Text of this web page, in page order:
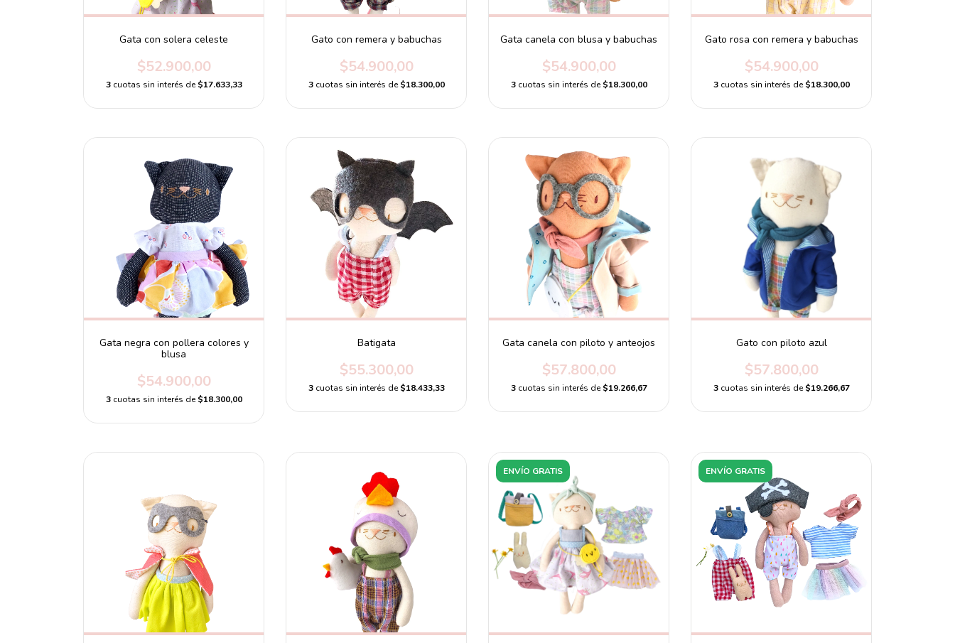
Gata con solera celeste
$52.900,00
3 cuotas sin interés de$17.633,33
Gato con remera y babuchas
$54.900,00
3 cuotas sin interés de$18.300,00
Gata canela con blusa y babuchas
$54.900,00
3 cuotas sin interés de$18.300,00
Gato rosa con remera y babuchas
$54.900,00
3 cuotas sin interés de$18.300,00
Gata negra con pollera colores y
blusa
$54.900,00
3 cuotas sin interés de$18.300,00
Batigata
$55.300,00
3 cuotas sin interés de$18.433,33
Gata canela con piloto y anteojos
$57.800,00
3 cuotas sin interés de$19.266,67
Gato con piloto azul
$57.800,00
3 cuotas sin interés de$19.266,67
ENVÍO GRATIS ENVÍO GRATIS